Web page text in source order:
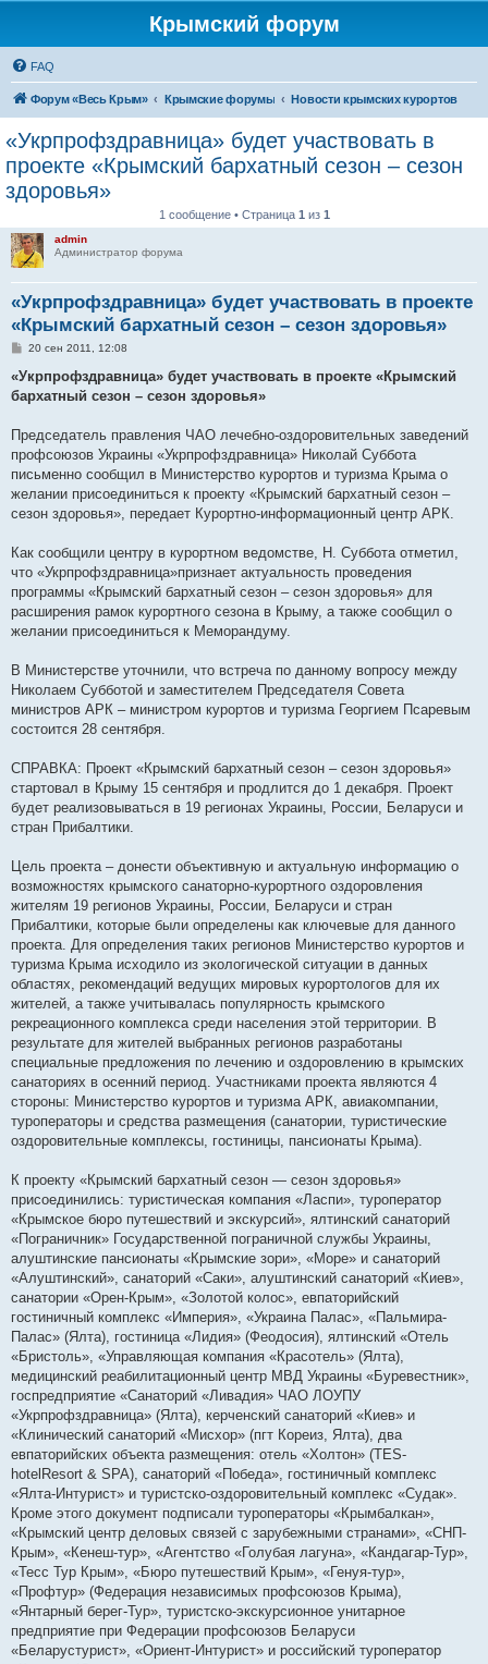
Крымский форум
FAQ
Форум «Весь Крым» Крымские форумы Новости крымских курортов
«Укрпрофздравница» будет участвовать в
проекте «Крымский бархатный сезон – сезон
здоровья»
1 сообщение • Страница 1 из 1
admin
Администратор форума
«Укрпрофздравница» будет участвовать в проекте
«Крымский бархатный сезон – сезон здоровья»
С
о
щ
и
е
20 сен 2011, 12:08
«Укрпрофздравница» будет участвовать в проекте «Крымский
бархатный сезон – сезон здоровья»
Председатель правления ЧАО лечебно-оздоровительных заведений
профсоюзов Украины «Укрпрофздравница» Николай Суббота
письменно сообщил в Министерство курортов и туризма Крыма о
желании присоединиться к проекту «Крымский бархатный сезон –
сезон здоровья», передает Курортно-информационный центр АРК.
Как сообщили центру в курортном ведомстве, Н. Суббота отметил,
что «Укрпрофздравница»признает актуальность проведения
программы «Крымский бархатный сезон – сезон здоровья» для
расширения рамок курортного сезона в Крыму, а также сообщил о
желании присоединиться к Меморандуму.
В Министерстве уточнили, что встреча по данному вопросу между
Николаем Субботой и заместителем Председателя Совета
министров АРК – министром курортов и туризма Георгием Псаревым
состоится 28 сентября.
СПРАВКА: Проект «Крымский бархатный сезон – сезон здоровья»
стартовал в Крыму 15 сентября и продлится до 1 декабря. Проект
будет реализовываться в 19 регионах Украины, России, Беларуси и
стран Прибалтики.
Цель проекта – донести объективную и актуальную информацию о
возможностях крымского санаторно-курортного оздоровления
жителям 19 регионов Украины, России, Беларуси и стран
Прибалтики, которые были определены как ключевые для данного
проекта. Для определения таких регионов Министерство курортов и
туризма Крыма исходило из экологической ситуации в данных
областях, рекомендаций ведущих мировых курортологов для их
жителей, а также учитывалась популярность крымского
рекреационного комплекса среди населения этой территории. В
результате для жителей выбранных регионов разработаны
специальные предложения по лечению и оздоровлению в крымских
санаториях в осенний период. Участниками проекта являются 4
стороны: Министерство курортов и туризма АРК, авиакомпании,
туроператоры и средства размещения (санатории, туристические
оздоровительные комплексы, гостиницы, пансионаты Крыма).
К проекту «Крымский бархатный сезон — сезон здоровья»
присоединились: туристическая компания «Ласпи», туроператор
«Крымское бюро путешествий и экскурсий», ялтинский санаторий
«Пограничник» Государственной пограничной службы Украины,
алуштинские пансионаты «Крымские зори», «Море» и санаторий
«Алуштинский», санаторий «Саки», алуштинский санаторий «Киев»,
санатории «Орен-Крым», «Золотой колос», евпаторийский
гостиничный комплекс «Империя», «Украина Палас», «Пальмира-
Палас» (Ялта), гостиница «Лидия» (Феодосия), ялтинский «Отель
«Бристоль», «Управляющая компания «Красотель» (Ялта),
медицинский реабилитационный центр МВД Украины «Буревестник»,
госпредприятие «Санаторий «Ливадия» ЧАО ЛОУПУ
«Укрпрофздравница» (Ялта), керченский санаторий «Киев» и
«Клинический санаторий «Мисхор» (пгт Кореиз, Ялта), два
евпаторийских объекта размещения: отель «Холтон» (TES-
hotelResort & SPA), санаторий «Победа», гостиничный комплекс
«Ялта-Интурист» и туристско-оздоровительный комплекс «Судак».
Кроме этого документ подписали туроператоры «Крымбалкан»,
«Крымский центр деловых связей с зарубежными странами», «СНП-
Крым», «Кенеш-тур», «Агентство «Голубая лагуна», «Кандагар-Тур»,
«Тесс Тур Крым», «Бюро путешествий Крым», «Генуя-тур»,
«Профтур» (Федерация независимых профсоюзов Крыма),
«Янтарный берег-Тур», туристско-экскурсионное унитарное
предприятие при Федерации профсоюзов Беларуси
«Беларустурист», «Ориент-Интурист» и российский туроператор